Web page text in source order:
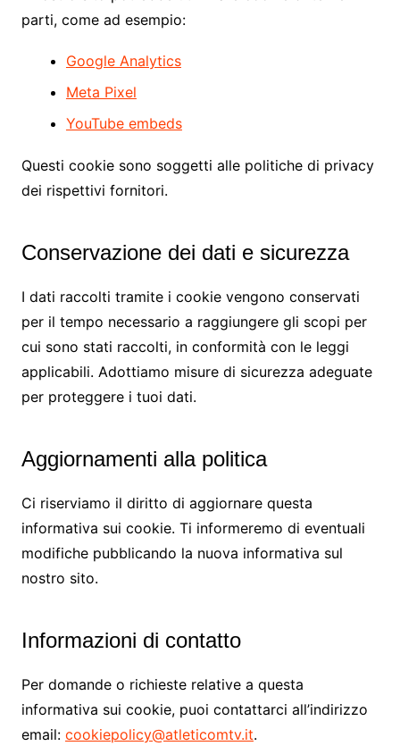
parti, come ad esempio:
Google Analytics
Meta Pixel
YouTube embeds
Questi cookie sono soggetti alle politiche di privacy
dei rispettivi fornitori.
Conservazione dei dati e sicurezza
I dati raccolti tramite i cookie vengono conservati
per il tempo necessario a raggiungere gli scopi per
cui sono stati raccolti, in conformità con le leggi
applicabili. Adottiamo misure di sicurezza adeguate
per proteggere i tuoi dati.
Aggiornamenti alla politica
Ci riserviamo il diritto di aggiornare questa
informativa sui cookie. Ti informeremo di eventuali
modifiche pubblicando la nuova informativa sul
nostro sito.
Informazioni di contatto
Per domande o richieste relative a questa
informativa sui cookie, puoi contattarci all’indirizzo
email: cookiepolicy@atleticomtv.it.